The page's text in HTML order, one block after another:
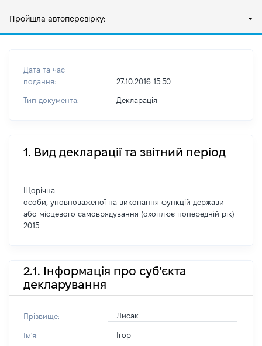
Пройшла автоперевірку:
Дата та час
подання:
27.10.2016 15:50
Тип документа: Декларація
1. Вид декларації та звітний період
Щорічна
особи, уповноваженої на виконання функцій держави
або місцевого самоврядування (охоплює попередній рік)
2015
2.1. Інформація про суб'єкта
декларування
Прізвище: Лисак
Ім'я: Ігор